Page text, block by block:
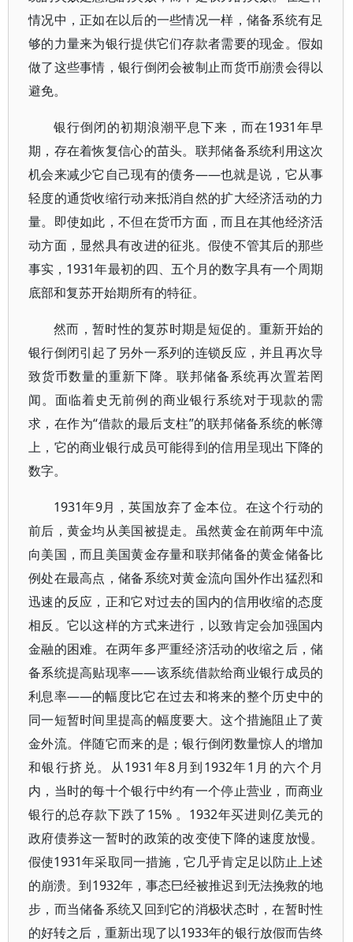
情况中，正如在以后的一些情况一样，储备系统有足
够的力量来为银行提供它们存款者需要的现金。假如
做了这些事情，银行倒闭会被制止而货币崩溃会得以
避免。
银行倒闭的初期浪潮平息下来，而在1931年早
期，存在着恢复信心的苗头。联邦储备系统利用这次
机会来减少它自己现有的债务——也就是说，它从事
轻度的通货收缩行动来抵消自然的扩大经济活动的力
量。即使如此，不但在货币方面，而且在其他经济活
动方面，显然具有改进的征兆。假使不管其后的那些
事实，1931年最初的四、五个月的数字具有一个周期
底部和复苏开始期所有的特征。
然而，暂时性的复苏时期是短促的。重新开始的
银行倒闭引起了另外一系列的连锁反应，并且再次导
致货币数量的重新下降。联邦储备系统再次置若罔
闻。面临着史无前例的商业银行系统对于现款的需
求，在作为“借款的最后支柱”的联邦储备系统的帐簿
上，它的商业银行成员可能得到的信用呈现出下降的
数字。
1931年9月，英国放弃了金本位。在这个行动的
前后，黄金均从美国被提走。虽然黄金在前两年中流
向美国，而且美国黄金存量和联邦储备的黄金储备比
例处在最高点，储备系统对黄金流向国外作出猛烈和
迅速的反应，正和它对过去的国内的信用收缩的态度
相反。它以这样的方式来进行，以致肯定会加强国内
金融的困难。在两年多严重经济活动的收缩之后，储
备系统提高贴现率——该系统借款给商业银行成员的
利息率——的幅度比它在过去和将来的整个历史中的
同一短暂时间里提高的幅度要大。这个措施阻止了黄
金外流。伴随它而来的是；银行倒闭数量惊人的增加
和银行挤兑。从1931年8月到1932年1月的六个月
内，当时的每十个银行中约有一个停止营业，而商业
银行的总存款下跌了15% 。1932年买进则亿美元的
政府债券这一暂时的政策的改变使下降的速度放慢。
假使1931年采取同一措施，它几乎肯定足以防止上述
的崩溃。到1932年，事态巳经被推迟到无法挽救的地
步，而当储备系统又回到它的消极状态时，在暂时性
的好转之后，重新出现了以1933年的银行放假而告终